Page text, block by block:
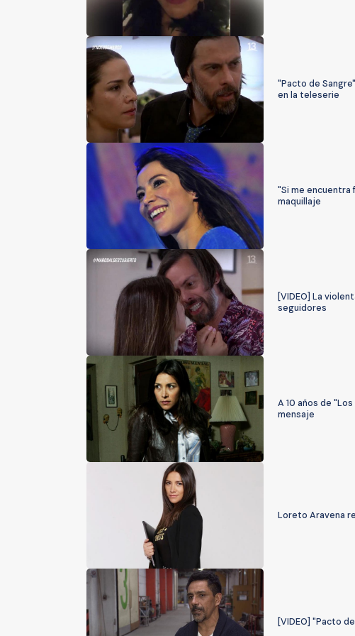
"Pacto de
en la teleserie
"Si me encuentra
maquillaje
[VIDEO] La
seguidores
A 10 años de
mensaje
Loreto Aravena
[VIDEO] "Pacto